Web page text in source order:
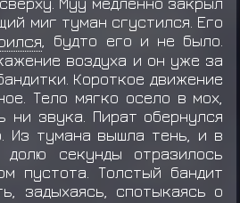
миг туман сгустился. Его
, будто его и не было.
воздуха и он уже за
Короткое движение
Тело мягко осело в мох,
ни звука. Пират обернулся
Из тумана вышла тень, и в
секунды отразилось
пустота. Толстый бандит
задыхаясь, спотыкаясь о